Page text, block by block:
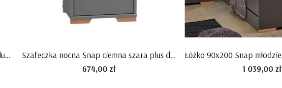
Łóżko 90x200 Snap młodzieżowe białe plus drewno firmy Pinio
Szafeczka nocna Snap ciemna szara plus drewno firmy Pinio
674,00 zł
1 039,00 zł